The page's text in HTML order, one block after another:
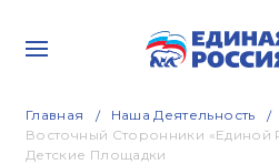
Главная Наша Деятельность
Восточный Сторонники
Детские Площадки